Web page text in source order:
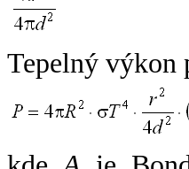
Tepelný výkon